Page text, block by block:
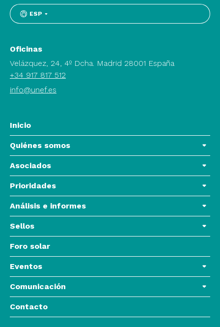
ESP
Oficinas
Velázquez, 24, 4º Dcha. Madrid 28001 España
+34 917 817 512
info@unef.es
Inicio
Quiénes somos
Asociados
Prioridades
Análisis e informes
Sellos
Foro solar
Eventos
Comunicación
Contacto